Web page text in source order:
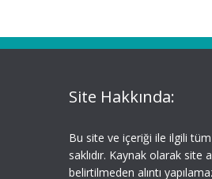
Site Hakkında:
Bu site ve içeriği ile ilgili tüm
saklıdır. Kaynak olarak site
belirtilmeden alıntı